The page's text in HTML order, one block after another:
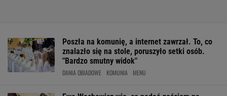
Poszła na komunię, a internet zawrzał. To, co
znalazło się na stole, poruszyło setki osób.
"Bardzo smutny widok"
DANIA OBIADOWE KOMUNIA MENU